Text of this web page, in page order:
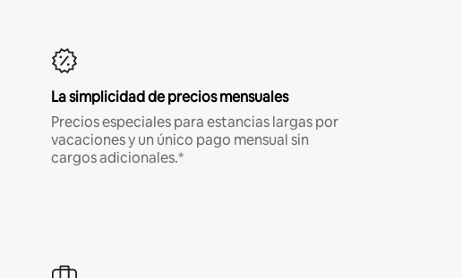
La simplicidad de precios mensuales
Precios especiales para estancias largas por
vacaciones y un único pago mensual sin
cargos adicionales.*